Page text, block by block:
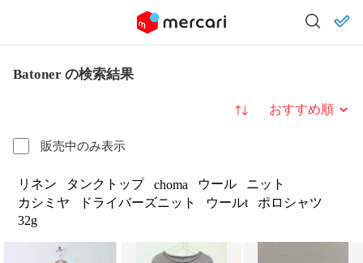
Batoner の検索結果
販売中のみ表示
並び替え
リネン タンクトップ choma ウール
ニット
カシミヤ
ドライバーズニット ウールt
ポロシャツ
32g